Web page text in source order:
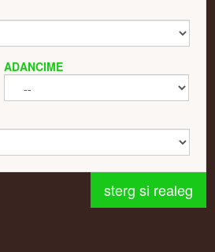
ADANCIME
sterg si realeg